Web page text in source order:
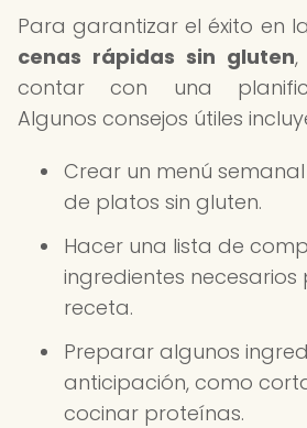
Para garantizar el éxito en
cenas rápidas sin gluten,
contar con una
Algunos consejos útiles
Crear un menú
de platos sin gluten.
Hacer una lista de
ingredientes
receta.
Preparar algunos
anticipación, como
cocinar proteínas.